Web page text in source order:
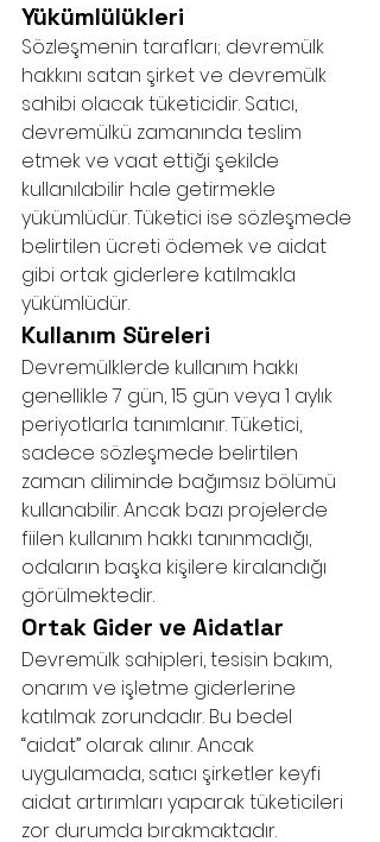
Yükümlülükleri
Sözleşmenin tarafları; devremülk
hakkını satan şirket ve devremülk
sahibi olacak tüketicidir. Satıcı,
devremülkü zamanında teslim
etmek ve vaat ettiği şekilde
kullanılabilir hale getirmekle
yükümlüdür. Tüketici ise sözleşmede
belirtilen ücreti ödemek ve aidat
gibi ortak giderlere katılmakla
yükümlüdür.
Kullanım Süreleri
Devremülklerde kullanım hakkı
genellikle 7 gün, 15 gün veya 1 aylık
periyotlarla tanımlanır. Tüketici,
sadece sözleşmede belirtilen
zaman diliminde bağımsız bölümü
kullanabilir. Ancak bazı projelerde
fiilen kullanım hakkı tanınmadığı,
odaların başka kişilere kiralandığı
görülmektedir.
Ortak Gider ve Aidatlar
Devremülk sahipleri, tesisin bakım,
onarım ve işletme giderlerine
katılmak zorundadır. Bu bedel
“aidat” olarak alınır. Ancak
uygulamada, satıcı şirketler keyfi
aidat artırımları yaparak tüketicileri
zor durumda bırakmaktadır.